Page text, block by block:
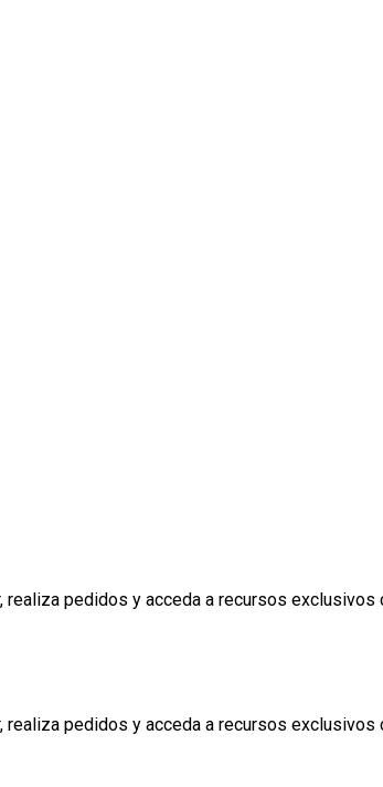
pedidos y acceda a recursos
pedidos y acceda a recursos